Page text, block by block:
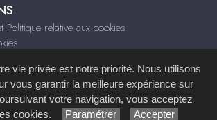
Politique relative aux cookies
montpellier.fr
de Gestion de Contenu (SGC)imagenia, créé et
en France parmémoire d'images.
vie privée est notre priorité. Nous utilisons
vous garantir la meilleure expérience sur
votre navigation, vous acceptez
cookies.
Paramétrer Accepter